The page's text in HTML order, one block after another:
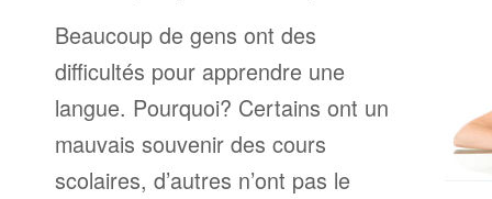
Beaucoup de gens ont des
difficultés pour apprendre une
langue. Pourquoi? Certains ont un
mauvais souvenir des cours
scolaires, d’autres n’ont pas le